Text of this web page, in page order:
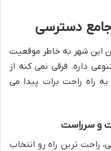
دسترسی
این شهر به خاطر موقعیت
داره. فرقی نمی کنه از
راه راحت برات پیدا می
و سرراست
ترین راه رو انتخاب